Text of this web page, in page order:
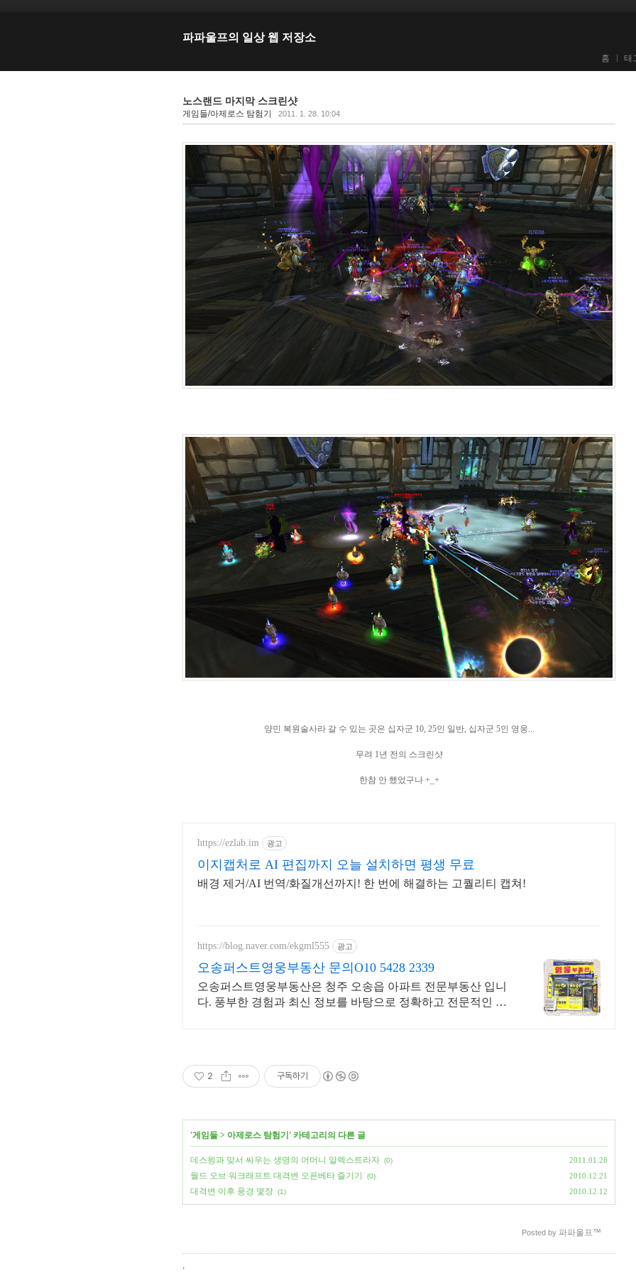
파파울프의 일상 웹 저장소
홈 태
노스랜드 마지막 스크린샷
게임들/아제로스 탐험기 2011. 1. 28. 10:04
양민 복원술사라 갈 수 있는 곳은 십자군 10, 25인 일반, 십자군 5인 영웅...
무려 1년 전의 스크린샷
한참 안 했었구나 +_+
https://ezlab.im 광고
이지캡처로 AI 편집까지 오늘 설치하면 평생 무료
배경 제거/AI 번역/화질개선까지! 한 번에 해결하는 고퀄리티 캡쳐!
https://blog.naver.com/ekgml555 광고
오송퍼스트영웅부동산 문의O10 5428 2339
오송퍼스트영웅부동산은 청주 오송읍 아파트 전문부동산 입니
다. 풍부한 경험과 최신 정보를 바탕으로 정확하고 전문적인 중
2 구독하기
'게임들 > 아제로스 탐험기' 카테고리의 다른 글
데스윙과 맞서 싸우는 생명의 어머니 알렉스트라자 (0) 2011.01.28
월드 오브 워크래프트 대격변 오픈베타 즐기기 (0) 2010.12.21
대격변 이후 풍경 몇장 (1) 2010.12.12
Posted by 파파울프™